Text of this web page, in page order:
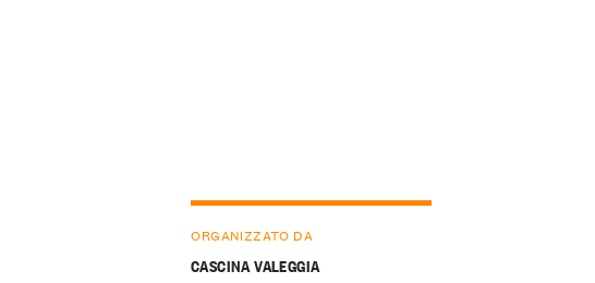
ORGANIZZATO DA
CASCINA VALEGGIA